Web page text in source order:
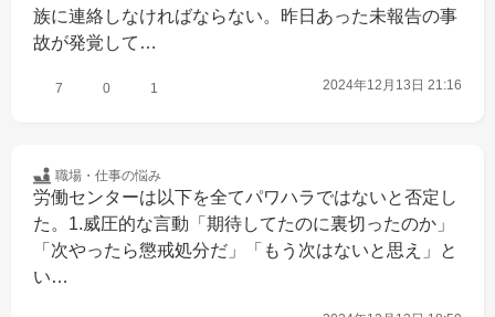
族に連絡しなければならない。昨日あった未報告の事
故が発覚して…
7 0 1 2024年12月13日 21:16
職場・仕事の悩み
労働センターは以下を全てパワハラではないと否定し
た。1.威圧的な言動「期待してたのに裏切ったのか」
「次やったら懲戒処分だ」「もう次はないと思え」と
い…